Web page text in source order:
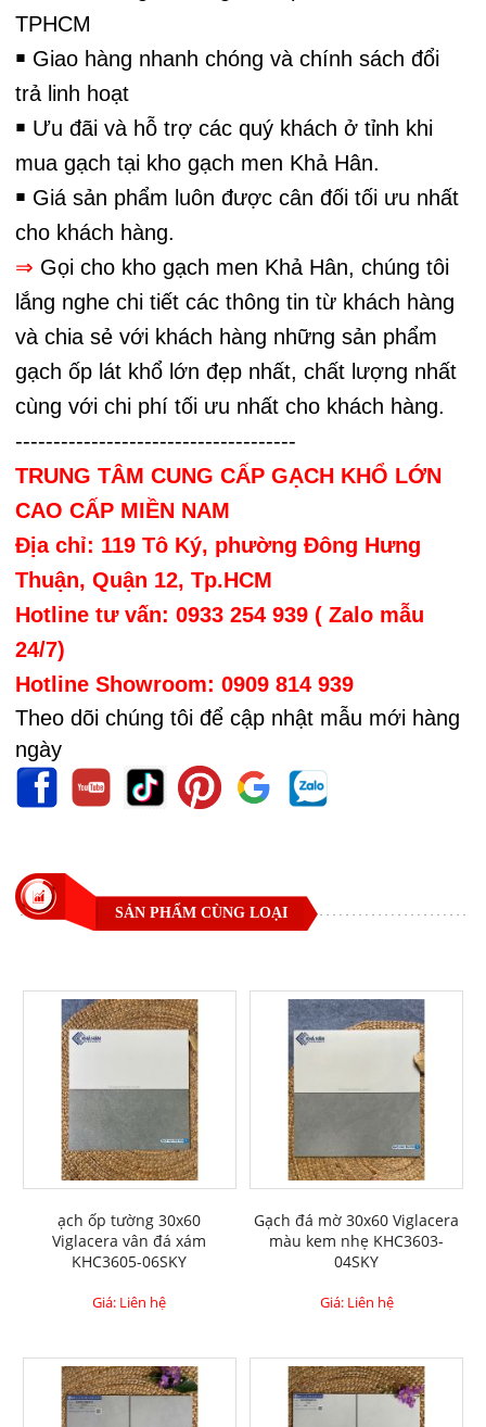
TPHCM
￭ Giao hàng nhanh chóng và chính sách đổi
trả linh hoạt
￭ Ưu đãi và hỗ trợ các quý khách ở tỉnh khi
mua gạch tại kho gạch men Khả Hân.
￭ Giá sản phẩm luôn được cân đối tối ưu nhất
cho khách hàng.
⇒ Gọi cho kho gạch men Khả Hân, chúng tôi
lắng nghe chi tiết các thông tin từ khách hàng
và chia sẻ với khách hàng những sản phẩm
gạch ốp lát khổ lớn đẹp nhất, chất lượng nhất
cùng với chi phí tối ưu nhất cho khách hàng.
-------------------------------------
TRUNG TÂM CUNG CẤP GẠCH KHỔ LỚN
CAO CẤP MIỀN NAM
Địa chỉ: 119 Tô Ký, phường Đông Hưng
Thuận, Quận 12, Tp.HCM
Hotline tư vấn: 0933 254 939 ( Zalo mẫu
24/7)
Hotline Showroom: 0909 814 939
Theo dõi chúng tôi để cập nhật mẫu mới hàng
ngày
SẢN PHẨM CÙNG LOẠI
ạch ốp tường 30x60
Viglacera vân đá xám
KHC3605-06SKY
Giá: Liên hệ
Gạch đá mờ 30x60 Viglacera
màu kem nhẹ KHC3603-
04SKY
Giá: Liên hệ